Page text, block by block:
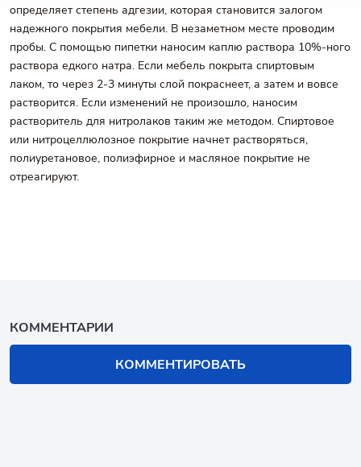
определяет степень адгезии, которая становится залогом
надежного покрытия мебели. В незаметном месте проводим
пробы. С помощью пипетки наносим каплю раствора 10%-ного
раствора едкого натра. Если мебель покрыта спиртовым
лаком, то через 2-3 минуты слой покраснеет, а затем и вовсе
растворится. Если изменений не произошло, наносим
растворитель для нитролаков таким же методом. Спиртовое
или нитроцеллюлозное покрытие начнет растворяться,
полиуретановое, полиэфирное и масляное покрытие не
отреагируют.
КОММЕНТАРИИ
КОММЕНТИРОВАТЬ